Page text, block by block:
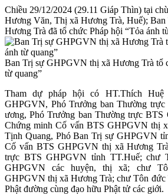
Chiều 29/12/2024 (29.11 Giáp Thìn) tại
Hương Văn, Thị xã Hương Trà, Huế);
Hương Trà đã tổ chức Pháp hội “Tỏa ánh
Ban Trị sự GHPGVN thị xã Hương Trà tổ
từ quang”
Tham dự pháp hội có HT.Thích
GHPGVN, Phó Trưởng ban Thường trực
ương, Phó Trưởng ban Thường trực
Chứng minh Cố vấn BTS GHPGVN thị
Tịnh Quang, Phó Ban Trị sự GHPGVN
Cố vấn BTS GHPGVN thị xã Hương
trực BTS GHPGVN tỉnh TT.Huế; chư
GHPGVN các huyện, thị xã; chư
GHPGVN thị xã Hương Trà; chư Tôn đức
Phật đường cùng đạo hữu Phật tử các giới.